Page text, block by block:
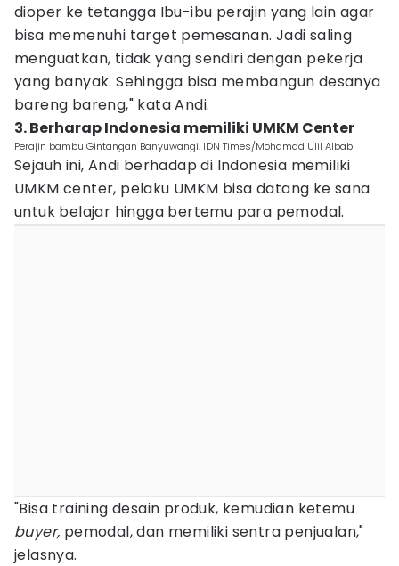
dioper ke tetangga Ibu-ibu perajin yang lain agar
bisa memenuhi target pemesanan. Jadi saling
menguatkan, tidak yang sendiri dengan pekerja
yang banyak. Sehingga bisa membangun desanya
bareng bareng," kata Andi.
3. Berharap Indonesia memiliki UMKM Center
Perajin bambu Gintangan Banyuwangi. IDN Times/Mohamad Ulil Albab
Sejauh ini, Andi berhadap di Indonesia memiliki
UMKM center, pelaku UMKM bisa datang ke sana
untuk belajar hingga bertemu para pemodal.
"Bisa training desain produk, kemudian ketemu
buyer, pemodal, dan memiliki sentra penjualan,"
jelasnya.